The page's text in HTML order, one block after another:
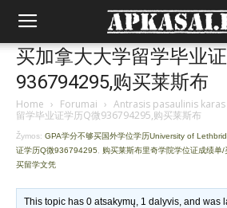
买加拿大大学留学毕业
936794295,购买莱斯布
Home › Forumai › Antrasis pasaulinis
留学毕业证学历Q微936794295,购买莱斯布
Žymos: GPA学分不够买国外学位学历University of
证学历Q微936794295
购买莱斯布里奇学院学位证成绩单
买留学文凭
This topic has 0 atsakymų, 1 dalyvis, and was